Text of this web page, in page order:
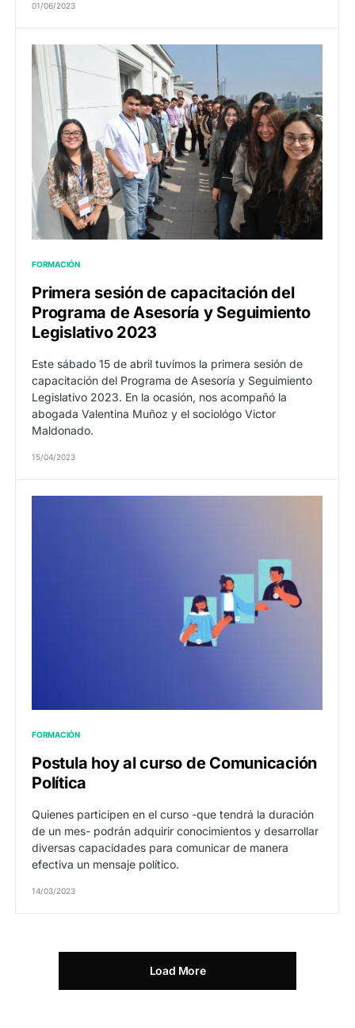
01/06/2023
FORMACIÓN
Primera sesión de capacitación del
Programa de Asesoría y Seguimiento
Legislativo 2023
Este sábado 15 de abril tuvimos la primera sesión de
capacitación del Programa de Asesoría y Seguimiento
Legislativo 2023. En la ocasión, nos acompañó la
abogada Valentina Muñoz y el sociológo Victor
Maldonado.
15/04/2023
FORMACIÓN
Postula hoy al curso de Comunicación
Política
Quienes participen en el curso -que tendrá la duración
de un mes- podrán adquirir conocimientos y desarrollar
diversas capacidades para comunicar de manera
efectiva un mensaje político.
14/03/2023
Load More